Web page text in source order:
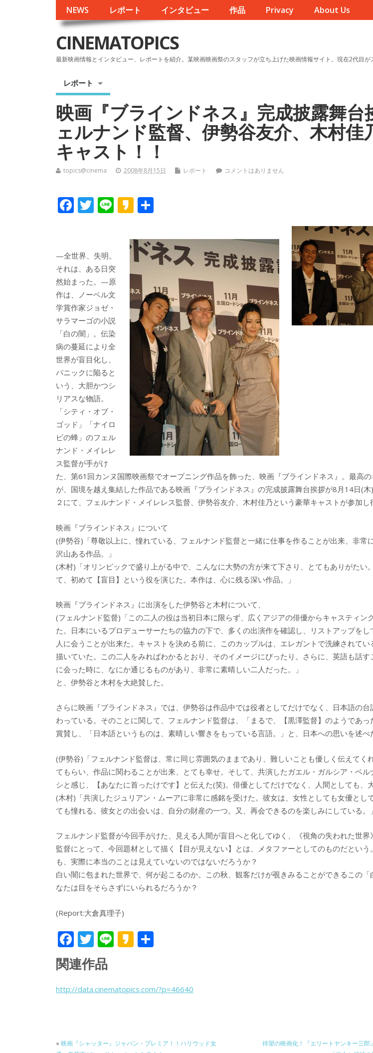
NEWS レポート インタビュー 作品 Privacy About Us
CINEMATOPICS
最新映画情報とインタビュー、レポートを紹介。某映画映画祭のスタッフが立ち上げた映画情報サイト。現在2代目が
レポート
映画『ブラインドネス』完成披露舞台
ェルナンド監督、伊勢谷友介、木村佳
キャスト！！
topics@cinema 2008年8月15日 レポート コメントはありません
F
b
o
o
k
T
er
Li K
k
a
o
—全世界、失明。
それは、ある日突
然始まった。—原
作は、ノーベル文
学賞作家ジョゼ・
サラマーゴの小説
「白の闇」。伝染
病の蔓延により全
世界が盲目化し、
パニックに陥ると
いう、大胆かつシ
リアスな物語。
「シティ・オブ・
ゴッド」「ナイロ
ビの蜂」のフェル
ナンド・メイレレ
ス監督が手がけ
た、第61回カンヌ国際映画祭でオープニング作品を飾った、映画『ブラインドネス』。最高
が、国境を越え集結した作品である映画『ブラインドネス』の完成披露舞台挨拶が8月14日(
２にて、フェルナンド・メイレレス監督、伊勢谷友介、木村佳乃という豪華キャストが参加し
映画『ブラインドネス』について
(伊勢谷)「尊敬以上に、憧れている、フェルナンド監督と一緒に仕事を作ることが出来、非常
沢山ある作品。」
(木村)「オリンピックで盛り上がる中で、こんなに大勢の方が来て下さり、とてもありがたい
て、初めて【盲目】という役を演じた。本作は、心に残る深い作品。」
映画『ブラインドネス』に出演をした伊勢谷と木村について、
(フェルナンド監督)「この二人の役は当初日本に限らず、広くアジアの俳優からキャスティン
た。日本にいるプロデューサーたちの協力の下で、多くの出演作を確認し、リストアップを
人に会うことが出来た。キャストを決める前に、このカップルは、エレガントで洗練されてい
描いていた。この二人をみればわかるとおり、そのイメージにぴったり。さらに、英語も話す
に会った時に、なにか通じるものがあり、非常に素晴しい二人だった。」
と、伊勢谷と木村を大絶賛した。
さらに映画『ブラインドネス』では、伊勢谷は作品中では役者としてだけでなく、日本語の台
わっている。そのことに関して、フェルナンド監督は、「まるで、【黒澤監督】のようであっ
賞賛し、「日本語というものは、素晴しい響きをもっている言語。」と、日本への思いを述べ
(伊勢谷)「フェルナンド監督は、常に同じ雰囲気のままであり、難しいことも優しく伝えてく
てもらい、作品に関わることが出来、とても幸せ。そして、共演したガエル・ガルシア・ベル
シと感じ、【あなたに首ったけです】と伝えた(笑)。俳優としてだけでなく、人間としても、
(木村)「共演したジュリアン・ムーアに非常に感銘を受けた。彼女は、女性としても女優とし
ても憧れる。彼女との出会いは、自分の財産の一つ。又、再会できるのを楽しみにしている。」
フェルナンド監督が今回手がけた、見える人間が盲目へと化してゆく、《視角の失われた世界
監督にとって、今回題材として描く【目が見えない】とは、メタファーとしてのものだという
も、実際に本当のことは見えていないのではないだろうか？
白い闇に包まれた世界で、何が起こるのか。この秋、観客だけが覗きみることができるこの「
なたは目をそらさずにいられるだろうか？
(Report:大倉真理子)
F
ac
e
b
k
T
w
itt
er
Li K
a
関連作品
http://data.cinematopics.com/?p=46640
« 映画『シャッター』ジャパン・プレミア！！ハリウッド女
待望の映画化！『エリートヤンキー三郎